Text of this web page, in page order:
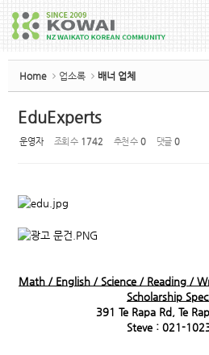
Home 업소록 배너 업체
EduExperts
운영자 조회 수 1742 추천 수 0 댓글 0
Math / English / Science / Reading /
Scholarship
391 Te Rapa Rd, Te
Steve : 021-
Sketchbook5, 스